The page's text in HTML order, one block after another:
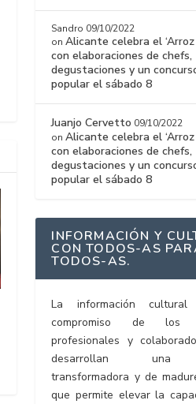
Sandro 09/10/2022
onAlicante celebra el ‘Arroz
con elaboraciones de chefs,
degustaciones y un
popular el sábado 8
Juanjo Cervetto 09/10/2022
onAlicante celebra el ‘Arroz
con elaboraciones de chefs,
degustaciones y un
popular el sábado 8
INFORMACIÓN Y
CON TODOS-AS
TODOS-AS.
La información
compromiso de los
profesionales y
desarrollan una
transformadora y de
que permite elevar la